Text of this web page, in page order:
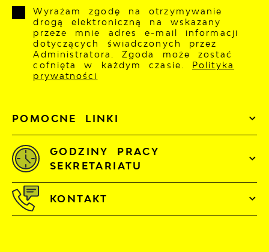
POMOCNE LINKI
Wyrażam zgodę na otrzymywanie
drogą elektroniczną na wskazany
przeze mnie adres e-mail informacji
dotyczących świadczonych przez
Administratora. Zgoda może zostać
cofnięta w każdym czasie. Polityka
prywatności
GODZINY PRACY
SEKRETARIATU
KONTAKT